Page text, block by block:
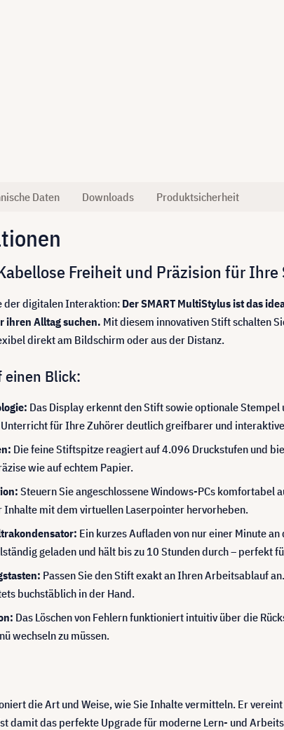
Daten Downloads Produktsicherheit
Freiheit und Präzision für Ihre
der digitalen Interaktion: Der SMART MultiStylus ist das
ihren Alltag suchen. Mit diesem innovativen Stift schalten
direkt am Bildschirm oder aus der Distanz.
Blick:
Das Display erkennt den Stift sowie optionale
für Ihre Zuhörer deutlich greifbarer und
Die feine Stiftspitze reagiert auf 4.096 Druckstufen und
wie auf echtem Papier.
Steuern Sie angeschlossene Windows-PCs komfortabel
Inhalte mit dem virtuellen Laserpointer hervorheben.
Ein kurzes Aufladen von nur einer Minute
geladen und hält bis zu 10 Stunden durch – perfekt
Passen Sie den Stift exakt an Ihren Arbeitsablauf
buchstäblich in der Hand.
Das Löschen von Fehlern funktioniert intuitiv über die
wechseln zu müssen.
die Art und Weise, wie Sie Inhalte vermitteln. Er
damit das perfekte Upgrade für moderne Lern- und